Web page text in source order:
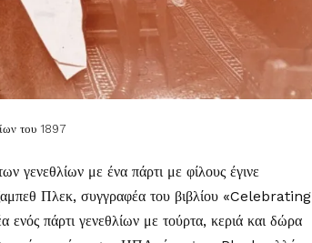
του 1897
γενεθλίων με ένα πάρτι με φίλους έγινε
Πλεκ, συγγραφέα του βιβλίου «Celebrating
πάρτι γενεθλίων με τούρτα, κεριά και δώρα